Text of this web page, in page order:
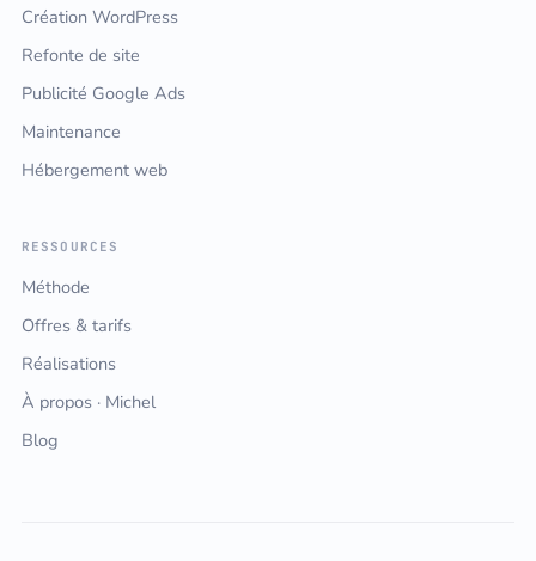
Création WordPress
Refonte de site
Publicité Google Ads
Maintenance
Hébergement web
RESSOURCES
Méthode
Offres & tarifs
Réalisations
À propos · Michel
Blog